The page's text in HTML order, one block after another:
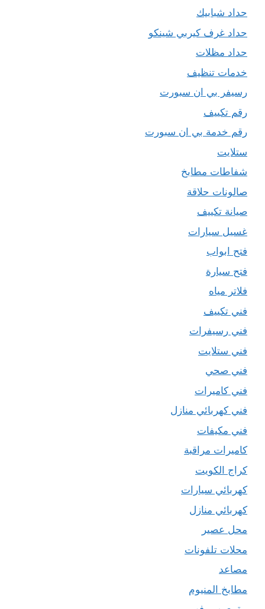
حداد شبابيك
حداد غرف كيربي شينكو
حداد مظلات
خدمات تنظيف
رسيفر بي ان سبورت
رقم تكييف
رقم خدمة بي ان سبورت
ستلايت
شفاطات مطابخ
صالونات حلاقة
صيانة تكييف
غسيل سيارات
فتح ابواب
فتح سيارة
فلاتر مياه
فني تكييف
فني رسيفرات
فني ستلايت
فني صحي
فني كاميرات
فني كهربائي منازل
فني مكيفات
كاميرات مراقبة
كراج الكويت
كهربائي سيارات
كهربائي منازل
محل عصير
محلات تلفونات
مصاعد
مطابخ المنيوم